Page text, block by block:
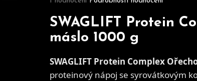
SWAGLIFT Protein
máslo 1000 g
SWAGLIFT Protein Complex
proteinový nápoj se syrovátkovým